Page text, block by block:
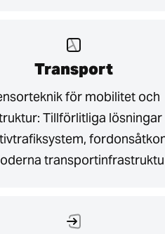
Transport
för mobilitet och
Tillförlitliga